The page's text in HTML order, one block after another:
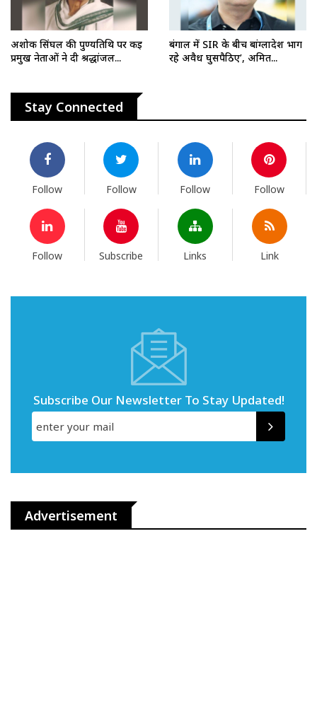
अशोक सिंघल की पुण्यतिथि पर कई
प्रमुख नेताओं ने दी श्रद्धांजल...
बंगाल में SIR के बीच बांग्लादेश भाग
रहे अवैध घुसपैठिए’, अमित...
Stay Connected
Follow Follow Follow Follow
Follow Subscribe Links Link
Subscribe Our Newsletter To Stay Updated!
Advertisement